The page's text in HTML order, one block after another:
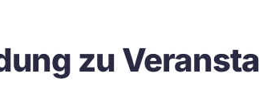
zu